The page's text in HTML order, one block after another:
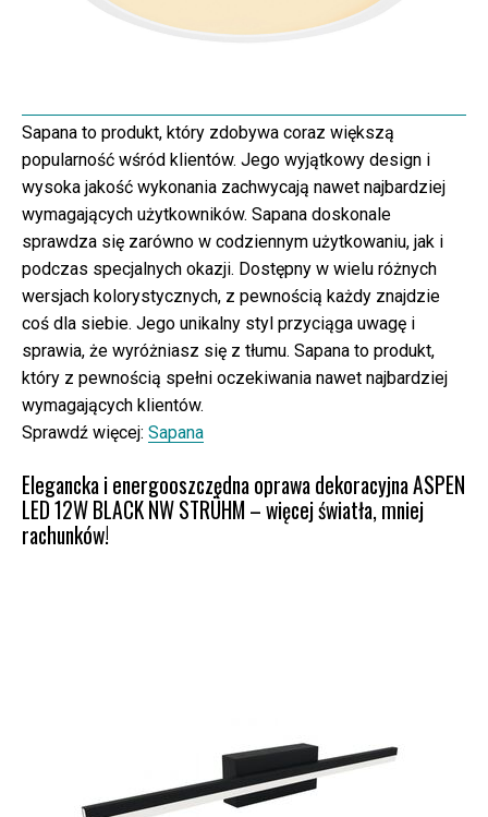
Sapana to produkt, który zdobywa coraz większą
popularność wśród klientów. Jego wyjątkowy design i
wysoka jakość wykonania zachwycają nawet najbardziej
wymagających użytkowników. Sapana doskonale
sprawdza się zarówno w codziennym użytkowaniu, jak i
podczas specjalnych okazji. Dostępny w wielu różnych
wersjach kolorystycznych, z pewnością każdy znajdzie
coś dla siebie. Jego unikalny styl przyciąga uwagę i
sprawia, że wyróżniasz się z tłumu. Sapana to produkt,
który z pewnością spełni oczekiwania nawet najbardziej
wymagających klientów.
Sprawdź więcej: Sapana
Elegancka i energooszczędna oprawa dekoracyjna ASPEN
LED 12W BLACK NW STRÜHM – więcej światła, mniej
rachunków!